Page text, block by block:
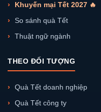
Khuyến mại Tết 2027 🔥
So sánh quà Tết
Thuật ngữ ngành
THEO ĐỐI TƯỢNG
Quà Tết doanh nghiệp
Quà Tết công ty